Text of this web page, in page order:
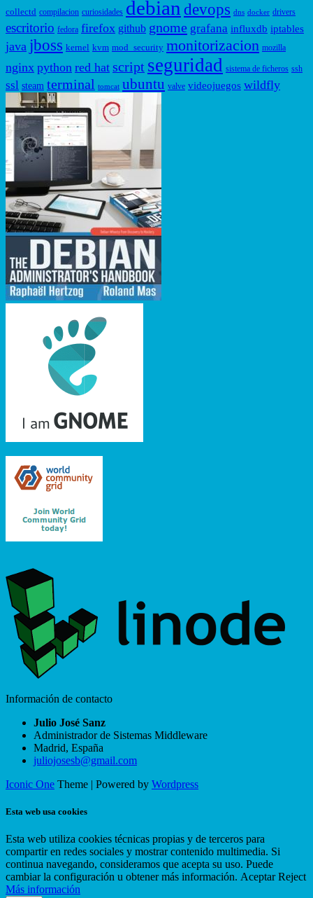
collectd compilacion curiosidades debian devops dns docker drivers
escritorio fedora firefox github gnome grafana influxdb iptables
java jboss kernel kvm mod_security monitorizacion mozilla
nginx python red hat script seguridad sistema de ficheros ssh
ssl steam terminal tomcat ubuntu valve videojuegos wildfly
Información de contacto
Julio José Sanz
Administrador de Sistemas Middleware
Madrid, España
juliojosesb@gmail.com
Iconic One Theme | Powered by Wordpress
Esta web usa cookies
Esta web utiliza cookies técnicas propias y de terceros para
compartir en redes sociales y mostrar contenido multimedia. Si
continua navegando, consideramos que acepta su uso. Puede
cambiar la configuración u obtener más información. Aceptar Reject
Más información